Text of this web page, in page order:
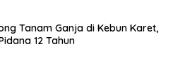
Tanam Ganja di Kebun Karet,
12 Tahun